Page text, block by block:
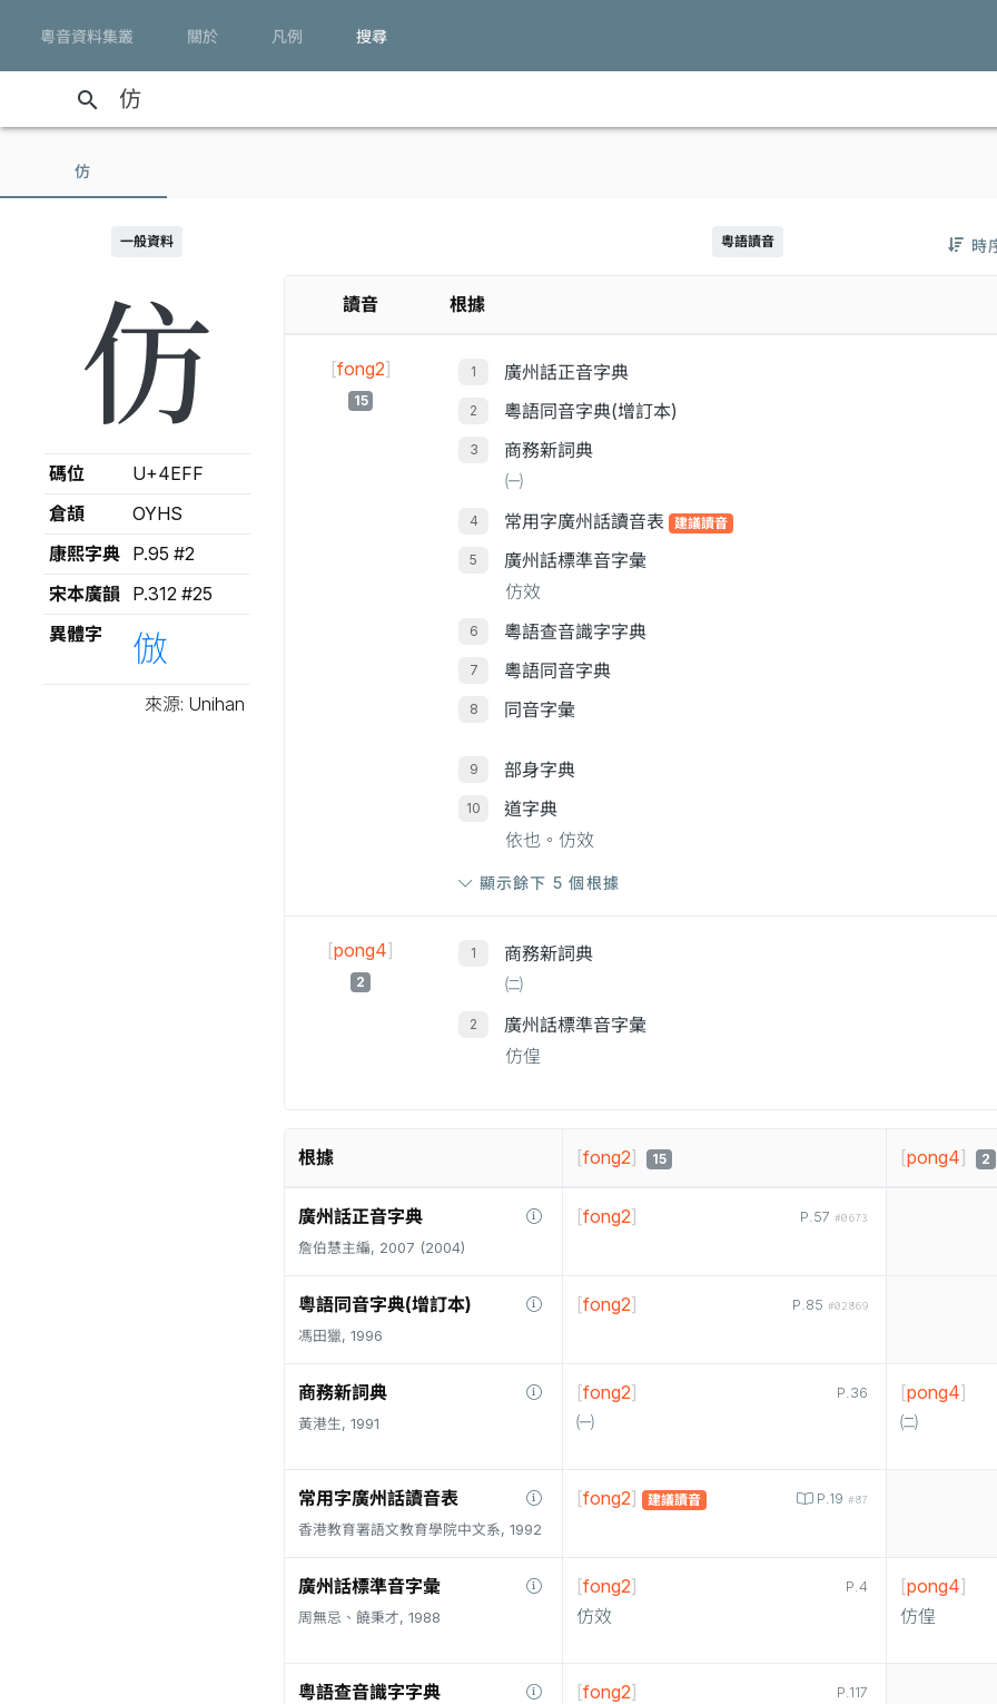
粵音資料集叢 關於 凡例 搜尋
search
仿
一般資料
仿
碼位
U+4EFF
倉頡
OYHS
康熙字典
P.95 #2
宋本廣韻
P.312 #25
異體字
倣
來源: Unihan
粵語讀音 時
讀音 根據
[fong2]
15
廣州話正音字典
粵語同音字典(增訂本)
商務新詞典
㈠
常用字廣州話讀音表 建議讀音
廣州話標準音字彙
仿效
粵語查音識字字典
粵語同音字典
同音字彙
部身字典
道字典
依也。仿效
顯示餘下 5 個根據
[pong4]
2
商務新詞典
㈡
廣州話標準音字彙
仿偟
根據 [fong2] 15 [pong4] 2
廣州話正音字典
詹伯慧主編, 2007 (2004)
P.57 #0673
[fong2]
粵語同音字典(增訂本)
馮田獵, 1996
P.85 #02869
[fong2]
商務新詞典
黃港生, 1991
P.36
[fong2]
㈠
[pong4]
㈡
常用字廣州話讀音表
香港教育署語文教育學院中文系, 1992
P.19 #87
[fong2] 建議讀音
廣州話標準音字彙
周無忌、饒秉才, 1988
P.4
[fong2]
仿效
[pong4]
仿偟
粵語查音識字字典 P.117
[fong2]